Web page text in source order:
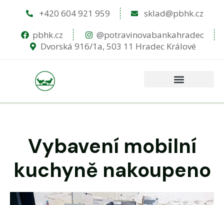
+420 604 921 959
sklad@pbhk.cz
pbhk.cz
@potravinovabankahradec
Dvorská 916/1a, 503 11 Hradec Králové
Vybavení mobilní
kuchyně nakoupeno